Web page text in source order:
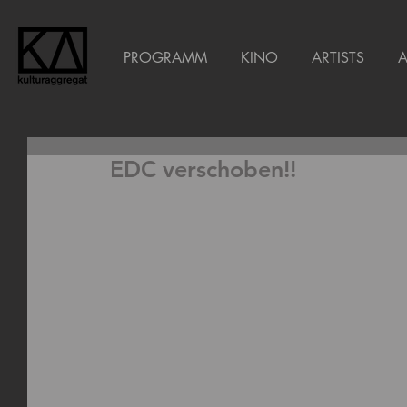
PROGRAMM KINO ARTISTS
EDC verschoben!!